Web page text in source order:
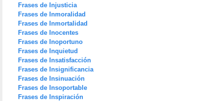
Frases de Injusticia
Frases de Inmoralidad
Frases de Inmortalidad
Frases de Inocentes
Frases de Inoportuno
Frases de Inquietud
Frases de Insatisfacción
Frases de Insignificancia
Frases de Insinuación
Frases de Insoportable
Frases de Inspiración